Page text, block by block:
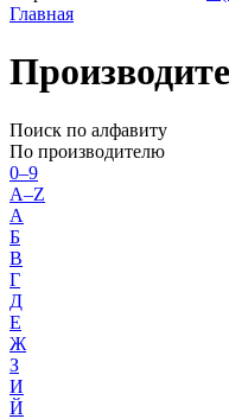
Главная
Поиск по алфавиту
По производителю
0–9
A–Z
А
Б
В
Г
Д
Е
Ж
З
И
Й